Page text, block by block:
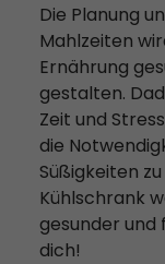
Die Planung
Mahlzeiten
Ernährung
gestalten.
Zeit und
die
Süßigkeiten
Kühlschrank
gesunder
dich!